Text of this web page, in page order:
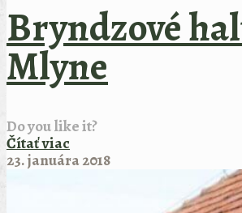
Bryndzové
Mlyne
Do you like it?
Čítať viac
23. januára 2018